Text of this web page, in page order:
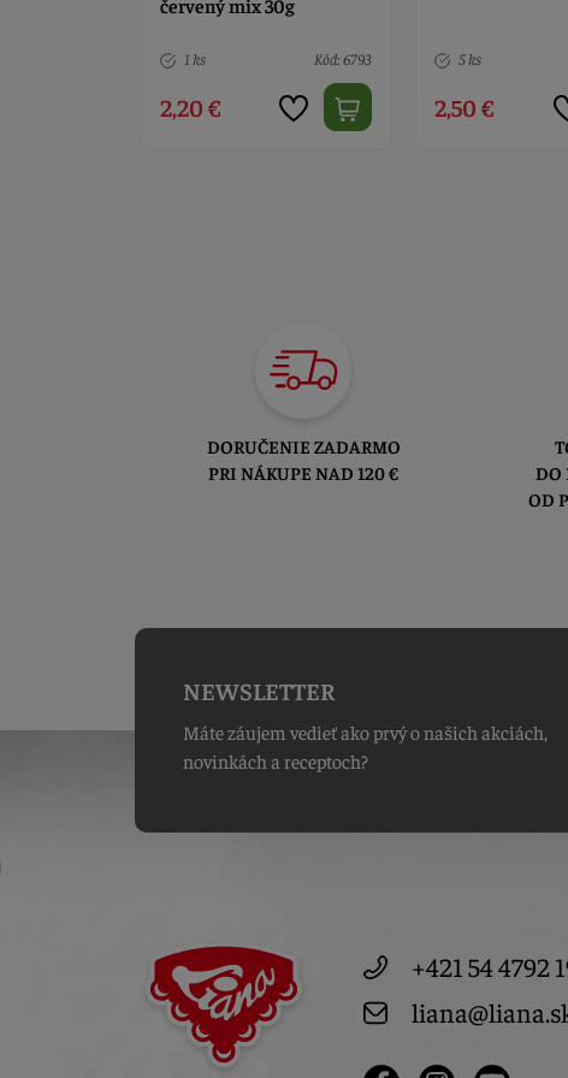
5 ks Kód: 1695
2,50 €
> 10
2,50 €
DORUČENIE ZADARMO
PRI NÁKUPE NAD 120 €
DO
OD
NEWSLETTER
Máte záujem vedieť ako prvý o našich akciách,
novinkách a receptoch?
+421 54 4792